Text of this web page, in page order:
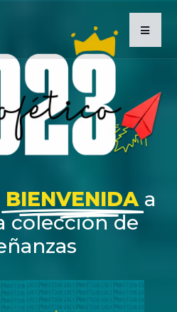
BIENVENIDA a
colección de